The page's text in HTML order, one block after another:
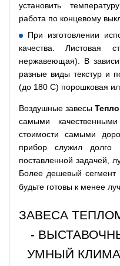
установить
работа по концевому
При изготовлении
качества. Листовая
нержавеющая). В
разные виды текстур и
(до 180 С) порошковая
Воздушные завесы
самыми
стоимости самыми
прибор служил
поставленной задачей,
Более дешевый сегмент
будьте готовы к менее
ЗАВЕСА
-
УМНЫЙ